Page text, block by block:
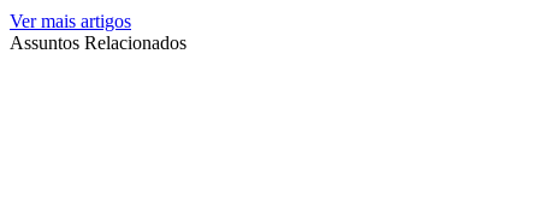
Ver mais artigos
Assuntos Relacionados